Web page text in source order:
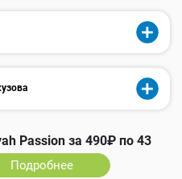
Passion за 490₽ по 43
Подробнее